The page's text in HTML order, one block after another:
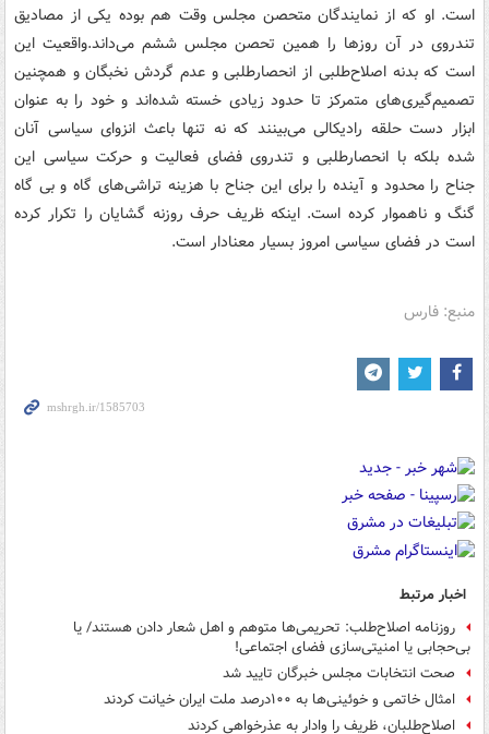
است. او که از نمایندگان متحصن مجلس وقت هم بوده یکی از مصادیق
تندروی در آن روزها را همین تحصن مجلس ششم می‌داند.واقعیت این
است که بدنه اصلاح‌طلبی از انحصارطلبی و عدم گردش نخبگان و همچنین
تصمیم‌گیری‌های متمرکز تا حدود زیادی خسته شده‌اند و خود را به عنوان
ابزار دست حلقه رادیکالی می‌بینند که نه تنها باعث انزوای سیاسی آنان
شده بلکه با انحصارطلبی و تندروی فضای فعالیت و حرکت سیاسی این
جناح را محدود و آینده را برای این جناح با هزینه تراشی‌های گاه و بی گاه
گنگ و ناهموار کرده است. اینکه ظریف حرف روزنه گشایان را تکرار کرده
است در فضای سیاسی امروز بسیار معنادار است.
منبع: فارس
اخبار مرتبط
روزنامه اصلاح‌طلب: تحریمی‌ها متوهم و اهل شعار دادن هستند/ یا
بی‌حجابی یا امنیتی‌سازی فضای اجتماعی!
صحت انتخابات مجلس خبرگان تایید شد
امثال خاتمی و خوئینی‌ها به ۱۰۰درصد ملت ایران خیانت کردند
اصلاح‌طلبان، ظریف را وادار به عذرخواهی کردند